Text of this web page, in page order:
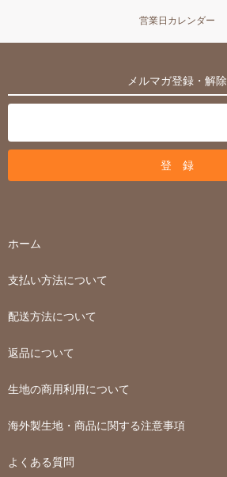
営業日カレンダー
メルマガ登録・解除
ホーム
支払い方法について
配送方法について
返品について
生地の商用利用について
海外製生地・商品に関する注意事項
よくある質問